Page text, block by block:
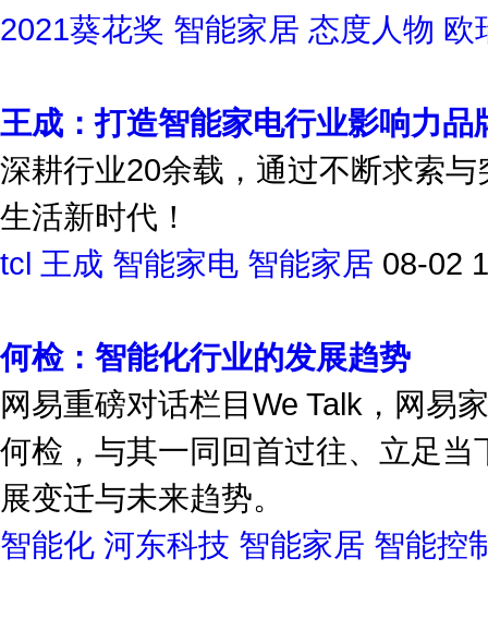
2021葵花奖 智能家居 态度人物 欧
王成：打造智能家电行业影响力品
深耕行业20余载，通过不断求索
生活新时代！
tcl 王成 智能家电 智能家居 08-02
何检：智能化行业的发展趋势
网易重磅对话栏目We Talk，网易
何检，与其一同回首过往、立足
展变迁与未来趋势。
智能化 河东科技 智能家居 智能控